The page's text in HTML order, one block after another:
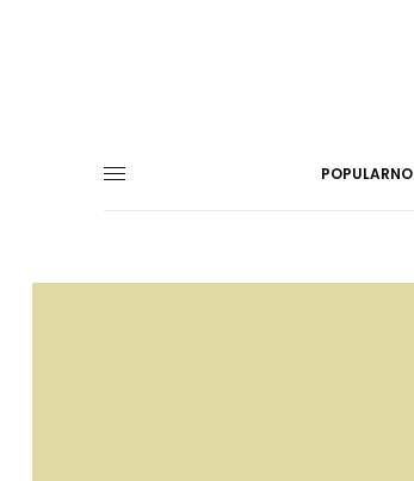
POPULARNO